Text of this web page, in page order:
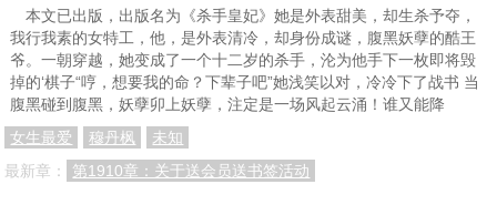
34多想一直腻在他身上 35真想扑上去咬他一口 36原来美人不能随便看
37舍得在他房间出来了 38你到底有没有爱过她 39如果我死了你难过吗
40索月出现必腥风血雨 NO6。冷暖自知 41唯杀戮能给索月快感
42云烟，我娶你吧！ 43传闻中说的恶魔双煞
45以后我就叫你阿意吧 46敢让我把我重复两遍
本文已出版，出版名为《杀手皇妃》她是外表甜美，却生杀予夺，
我行我素的女特工，他，是外表清冷，却身份成谜，腹黑妖孽的酷王
爷。一朝穿越，她变成了一个十二岁的杀手，沦为他手下一枚即将毁
掉的‘棋子“哼，想要我的命？下辈子吧”她浅笑以对，冷冷下了战书 当
腹黑碰到腹黑，妖孽卯上妖孽，注定是一场风起云涌！谁又能降
女生最爱
穆丹枫
未知
最新章：
第1910章：关于送会员送书签活动